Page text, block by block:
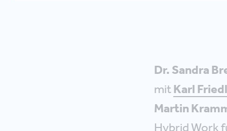
Dr. Sandra
mitKarl Friedl
Martin
Hybrid Work